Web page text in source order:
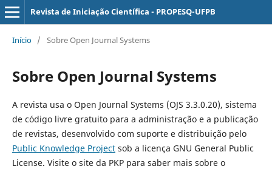
Revista de Iniciação Científica - PROPESQ-UFPB
Início / Sobre Open Journal Systems
Sobre Open Journal Systems
A revista usa o Open Journal Systems (OJS 3.3.0.20), sistema
de código livre gratuito para a administração e a publicação
de revistas, desenvolvido com suporte e distribuição pelo
Public Knowledge Projectsob a licença GNU General Public
License. Visite o site da PKP para saber mais sobre o